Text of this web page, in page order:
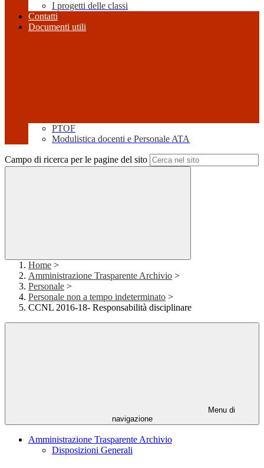
I progetti delle classi
Contatti
Documenti utili
PTOF
Modulistica docenti e Personale ATA
Campo di ricerca per le pagine del sito
Home >
Amministrazione Trasparente Archivio >
Personale >
Personale non a tempo indeterminato >
CCNL 2016-18- Responsabilità disciplinare
Menu di
navigazione
Amministrazione Trasparente Archivio
Disposizioni Generali